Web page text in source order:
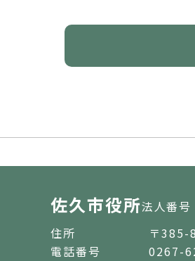
佐久市役所法人番
住所
〒385-
電話番号
0267-